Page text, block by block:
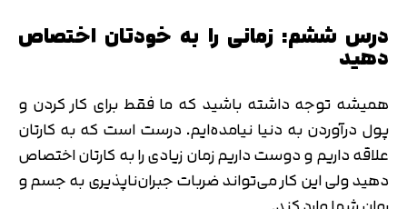
درس ششم: زمانی را به خودتان اختصاص
دهید
همیشه توجه داشته باشید که ما فقط برای کار کردن و
پول درآوردن به دنیا نیامده‌ایم. درست است که به کارتان
علاقه داریم و دوست داریم زمان زیادی را به کارتان اختصاص
دهید ولی این کار می‌تواند ضربات جبران‌ناپذیری به جسم و